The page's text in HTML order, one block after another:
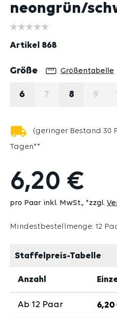
neongrün/
Artikel 868
Größe auswählen
Größentabelle
6 7 8 9
(geringer Bestand 30
Tagen**
6,20 €
pro Paar inkl. MwSt. *zzgl.
Mindestbestellmenge: 12
Staffelpreis-Tabelle
Anzahl
Ab 12 Paar 6,20